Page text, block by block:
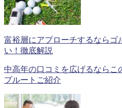
富裕層にアプローチするならゴ
い！徹底解説
中高年の口コミを広げるならこ
プルートご紹介